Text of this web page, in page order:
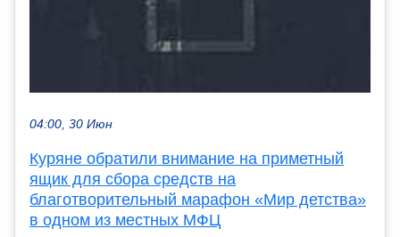
04:00, 30 Июн
Куряне обратили внимание на приметный
ящик для сбора средств на
благотворительный марафон «Мир детства»
в одном из местных МФЦ